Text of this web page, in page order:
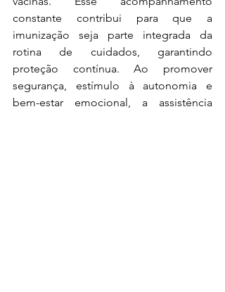
constante contribui para que a
imunização seja parte integrada da
rotina de cuidados, garantindo
proteção contínua. Ao promover
segurança, estímulo à autonomia e
bem-estar emocional, a assistência